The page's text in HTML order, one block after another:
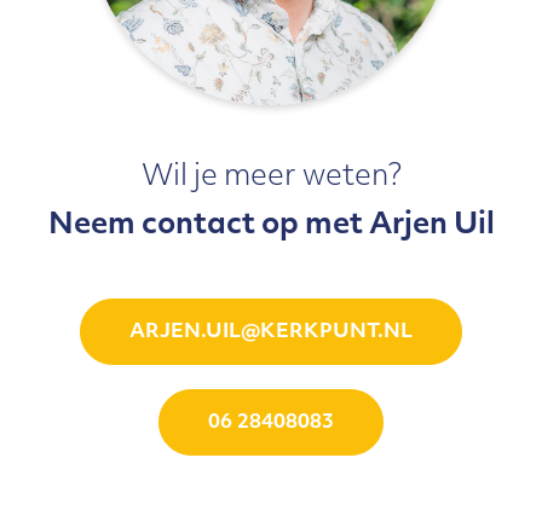
Wil je meer weten?
Neem contact op met Arjen Uil
ARJEN.UIL@KERKPUNT.NL
06 28408083